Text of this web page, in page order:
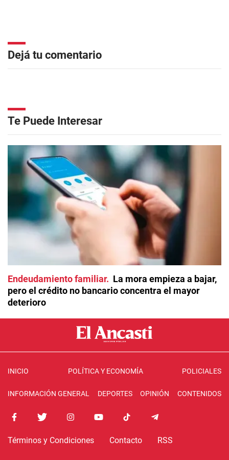
Dejá tu comentario
Te Puede Interesar
Endeudamiento familiar
La mora empieza a bajar,
pero el crédito no bancario concentra el mayor
deterioro
INICIO POLÍTICA Y ECONOMÍA POLICIALES
INFORMACIÓN GENERAL DEPORTES OPINIÓN CONTENIDOS
Términos y Condiciones Contacto RSS